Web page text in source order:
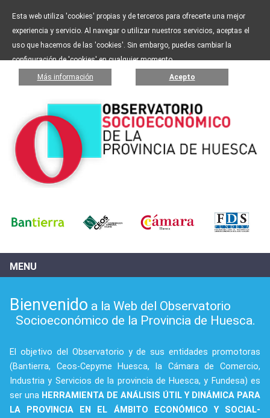
Esta web utiliza 'cookies' propias y de terceros para ofrecerte una mejor
experiencia y servicio. Al navegar o utilizar nuestros servicios, aceptas el
uso que hacemos de las 'cookies'. Sin embargo, puedes cambiar la
configuración de 'cookies' en cualquier momento.
Más información Acepto
MENU
Bienvenido a la Web del Observatorio
Socioeconómico de la Provincia de Huesca.
El objetivo del Observatorio y de sus entidades promotoras
(Bantierra, Ceos-Cepyme Huesca, la Cámara de Comercio,
Industria y Servicios de la provincia de Huesca, y Fundesa) es
ser una HERRAMIENTA DE ANÁLISIS ÚTIL Y DINÁMICA PARA
LA PROVINCIA EN EL ÁMBITO ECONÓMICO Y SOCIAL-